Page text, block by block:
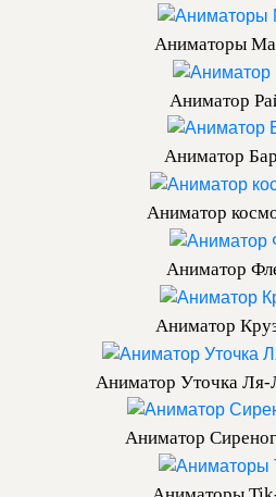
Аниматоры
Аниматор
Аниматор
Аниматор
Аниматор
Аниматор
Аниматор Уточка
Аниматор